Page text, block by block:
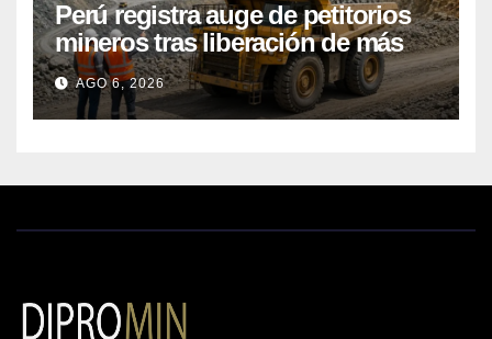
Perú registra auge de petitorios
mineros tras liberación de más
de mil concesiones para explorar
cobre y oro
AGO 6, 2026